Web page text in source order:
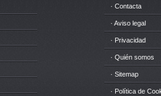
· Contacta
· Aviso legal
· Privacidad
· Quién somos
· Sitemap
· Política de